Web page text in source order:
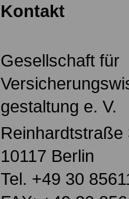
Kontakt
Gesellschaft für
gestaltung e. V.
Reinhardtstraße
10117 Berlin
Tel. +49 30